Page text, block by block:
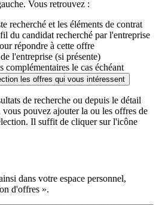
Vous retrouvez :
recherché et les éléments de contrat
du candidat recherché par l'entreprise
répondre à cette offre
l'entreprise (si présente)
complémentaires le cas échéant
les offres qui vous intéressent
de recherche ou depuis le détail
pouvez ajouter la ou les offres de
Il suffit de cliquer sur l'icône
dans votre espace personnel,
d'offres ».